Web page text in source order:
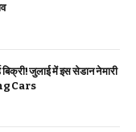
जुलाई में इस सेडान ने मारी
Cars